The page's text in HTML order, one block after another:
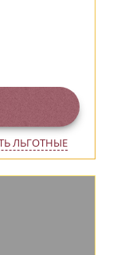
ЛЬГОТНЫЕ